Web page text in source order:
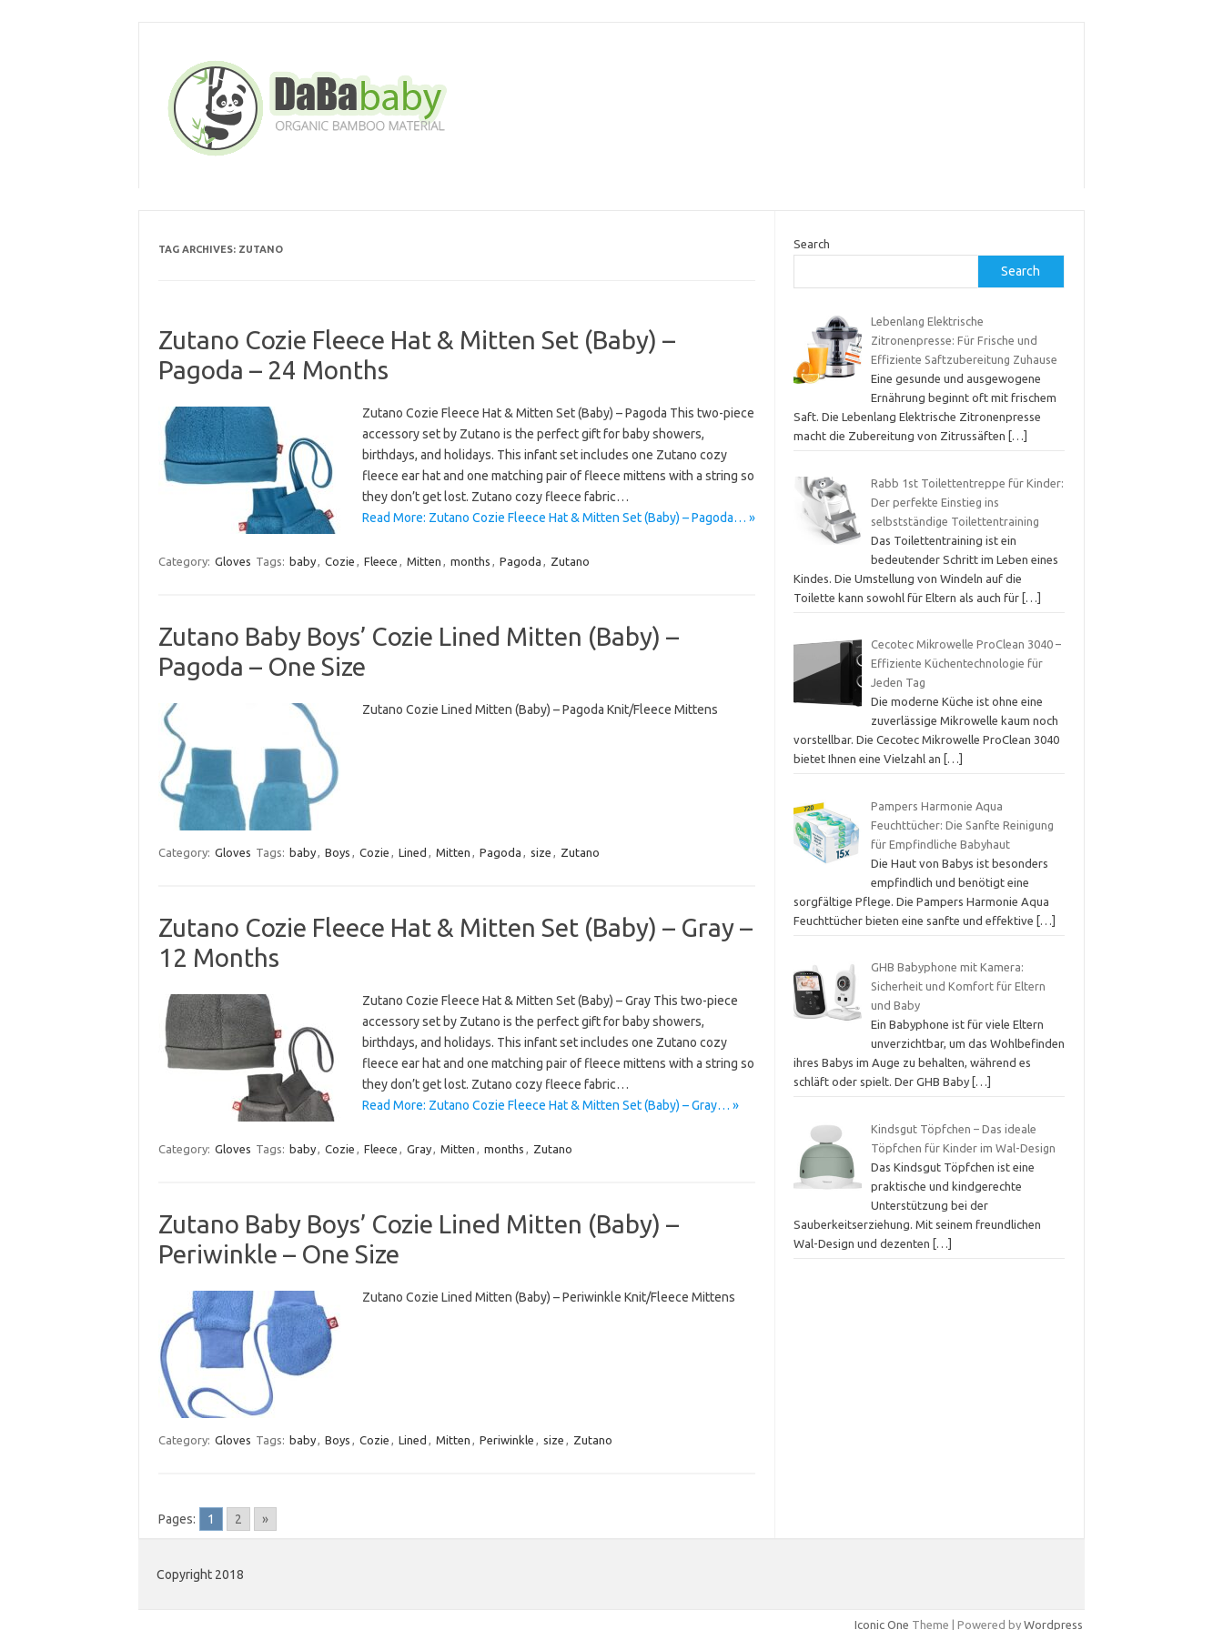
TAG ARCHIVES: ZUTANO
Zutano Cozie Fleece Hat & Mitten Set (Baby) –
Pagoda – 24 Months
Zutano Cozie Fleece Hat & Mitten Set (Baby) – Pagoda This two-piece
accessory set by Zutano is the perfect gift for baby showers,
birthdays, and holidays. This infant set includes one Zutano cozy
fleece ear hat and one matching pair of fleece mittens with a string so
they don’t get lost. Zutano cozy fleece fabric…
Read More: Zutano Cozie Fleece Hat & Mitten Set (Baby) – Pagoda… »
Category: Gloves Tags: baby, Cozie , Fleece , Mitten , months , Pagoda , Zutano
Zutano Baby Boys’ Cozie Lined Mitten (Baby) –
Pagoda – One Size
Zutano Cozie Lined Mitten (Baby) – Pagoda Knit/Fleece Mittens
Category: Gloves Tags: baby, Boys , Cozie , Lined , Mitten , Pagoda , size , Zutano
Zutano Cozie Fleece Hat & Mitten Set (Baby) – Gray –
12 Months
Zutano Cozie Fleece Hat & Mitten Set (Baby) – Gray This two-piece
accessory set by Zutano is the perfect gift for baby showers,
birthdays, and holidays. This infant set includes one Zutano cozy
fleece ear hat and one matching pair of fleece mittens with a string so
they don’t get lost. Zutano cozy fleece fabric…
Read More: Zutano Cozie Fleece Hat & Mitten Set (Baby) – Gray… »
Category: Gloves Tags: baby, Cozie , Fleece , Gray, Mitten , months , Zutano
Zutano Baby Boys’ Cozie Lined Mitten (Baby) –
Periwinkle – One Size
Zutano Cozie Lined Mitten (Baby) – Periwinkle Knit/Fleece Mittens
Category: Gloves Tags: baby, Boys , Cozie , Lined , Mitten , Periwinkle , size , Zutano
Pages: 1 2 »
Search
Search
Lebenlang Elektrische
Zitronenpresse: Für Frische und
Effiziente Saftzubereitung Zuhause
Eine gesunde und ausgewogene
Ernährung beginnt oft mit frischem
Saft. Die Lebenlang Elektrische Zitronenpresse
macht die Zubereitung von Zitrussäften
[…]
Rabb 1st Toilettentreppe für Kinder:
Der perfekte Einstieg ins
selbstständige Toilettentraining
Das Toilettentraining ist ein
bedeutender Schritt im Leben eines
Kindes. Die Umstellung von Windeln auf die
Toilette kann sowohl für Eltern als auch für […]
Cecotec Mikrowelle ProClean 3040 –
Effiziente Küchentechnologie für
Jeden Tag
Die moderne Küche ist ohne eine
zuverlässige Mikrowelle kaum noch
vorstellbar. Die Cecotec Mikrowelle ProClean 3040
bietet Ihnen eine Vielzahl an
[…]
Pampers Harmonie Aqua
Feuchttücher: Die Sanfte Reinigung
für Empfindliche Babyhaut
Die Haut von Babys ist besonders
empfindlich und benötigt eine
sorgfältige Pflege. Die Pampers Harmonie Aqua
Feuchttücher bieten eine sanfte und effektive […]
GHB Babyphone mit Kamera:
Sicherheit und Komfort für Eltern
und Baby
Ein Babyphone ist für viele Eltern
unverzichtbar, um das Wohlbefinden
ihres Babys im Auge zu behalten, während es
schläft oder spielt. Der GHB Baby […]
Kindsgut Töpfchen – Das ideale
Töpfchen für Kinder im Wal-Design
Das Kindsgut Töpfchen ist eine
praktische und kindgerechte
Unterstützung bei der
Sauberkeitserziehung. Mit seinem freundlichen
Wal-Design und dezenten […]
Copyright 2018
Iconic One Theme | Powered by Wordpress